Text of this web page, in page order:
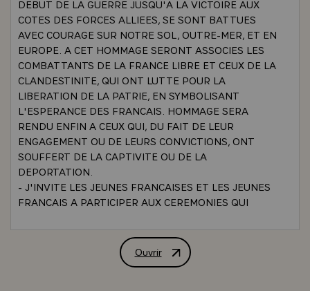
DEBUT DE LA GUERRE JUSQU'A LA VICTOIRE AUX
COTES DES FORCES ALLIEES, SE SONT BATTUES
AVEC COURAGE SUR NOTRE SOL, OUTRE-MER, ET EN
EUROPE. A CET HOMMAGE SERONT ASSOCIES LES
COMBATTANTS DE LA FRANCE LIBRE ET CEUX DE LA
CLANDESTINITE, QUI ONT LUTTE POUR LA
LIBERATION DE LA PATRIE, EN SYMBOLISANT
L'ESPERANCE DES FRANCAIS. HOMMAGE SERA
RENDU ENFIN A CEUX QUI, DU FAIT DE LEUR
ENGAGEMENT OU DE LEURS CONVICTIONS, ONT
SOUFFERT DE LA CAPTIVITE OU DE LA
DEPORTATION.
- J'INVITE LES JEUNES FRANCAISES ET LES JEUNES
FRANCAIS A PARTICIPER AUX CEREMONIES QUI
RASSEMBLES PAR LEURS ENSEIGNANTS, ILS
PRENDRONT LA MESURE DES COMBATS QUE LEURS
Ouvrir
LETTRE DE M. VALERY GISCARD